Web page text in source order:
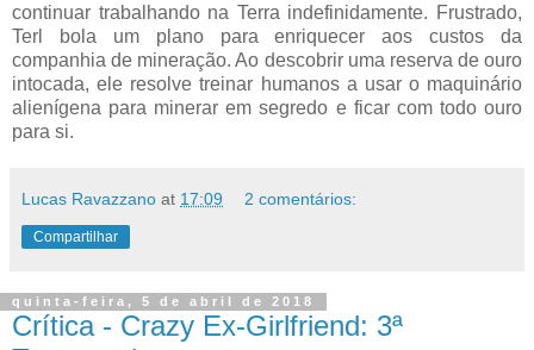
continuar trabalhando na Terra indefinidamente. Frustrado,
Terl bola um plano para enriquecer aos custos da
companhia de mineração. Ao descobrir uma reserva de ouro
intocada, ele resolve treinar humanos a usar o maquinário
alienígena para minerar em segredo e ficar com todo ouro
para si.
Lucas Ravazzano at 17:09 2 comentários:
Compartilhar
quinta-feira, 5 de abril de 2018
Crítica - Crazy Ex-Girlfriend: 3ª